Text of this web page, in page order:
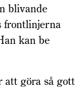
blivande
frontlinjerna
kan be
att göra så gott